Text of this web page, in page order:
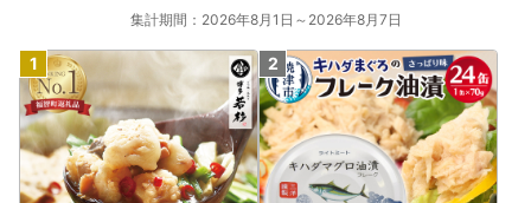
集計期間：2026年8月1日～2026年8月7日